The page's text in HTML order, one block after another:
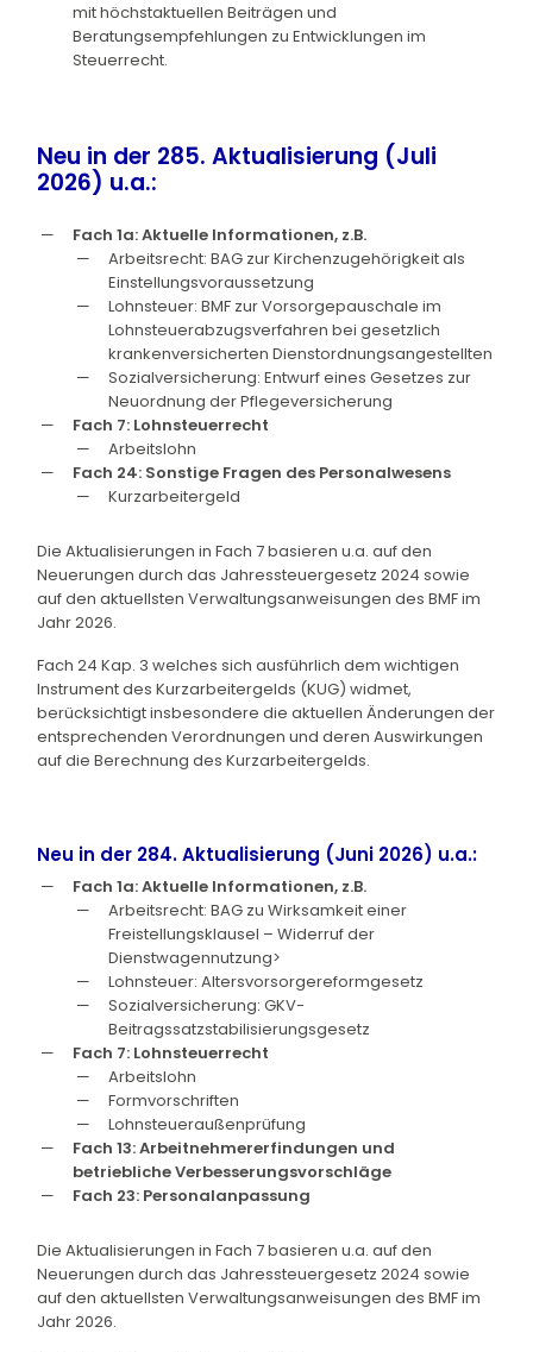
mit höchstaktuellen Beiträgen und
Beratungsempfehlungen zu Entwicklungen im
Steuerrecht.
Neu in der 285. Aktualisierung (Juli
2026) u.a.:
Fach 1a: Aktuelle Informationen, z.B.
Arbeitsrecht: BAG zur Kirchenzugehörigkeit als
Einstellungsvoraussetzung
Lohnsteuer: BMF zur Vorsorgepauschale im
Lohnsteuerabzugsverfahren bei gesetzlich
krankenversicherten Dienstordnungsangestellten
Sozialversicherung: Entwurf eines Gesetzes zur
Neuordnung der Pflegeversicherung
Fach 7: Lohnsteuerrecht
Arbeitslohn
Fach 24: Sonstige Fragen des Personalwesens
Kurzarbeitergeld
Die Aktualisierungen in Fach 7 basieren u.a. auf den
Neuerungen durch das Jahressteuergesetz 2024 sowie
auf den aktuellsten Verwaltungsanweisungen des BMF im
Jahr 2026.
Fach 24 Kap. 3 welches sich ausführlich dem wichtigen
Instrument des Kurzarbeitergelds (KUG) widmet,
berücksichtigt insbesondere die aktuellen Änderungen der
entsprechenden Verordnungen und deren Auswirkungen
auf die Berechnung des Kurzarbeitergelds.
Neu in der 284. Aktualisierung (Juni 2026) u.a.:
Fach 1a: Aktuelle Informationen, z.B.
Arbeitsrecht: BAG zu Wirksamkeit einer
Freistellungsklausel – Widerruf der
Dienstwagennutzung>
Lohnsteuer: Altersvorsorgereformgesetz
Sozialversicherung: GKV-
Beitragssatzstabilisierungsgesetz
Fach 7: Lohnsteuerrecht
Arbeitslohn
Formvorschriften
Lohnsteueraußenprüfung
Fach 13: Arbeitnehmererfindungen und
betriebliche Verbesserungsvorschläge
Fach 23: Personalanpassung
Die Aktualisierungen in Fach 7 basieren u.a. auf den
Neuerungen durch das Jahressteuergesetz 2024 sowie
auf den aktuellsten Verwaltungsanweisungen des BMF im
Jahr 2026.